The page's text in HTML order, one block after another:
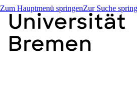
Zum Hauptmenü springenZur Suche